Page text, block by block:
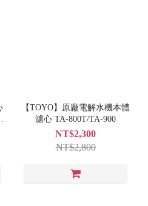
【TOYO】原廠電解水機本體
濾心 TA-800T/TA-900
NT$2,300
NT$2,800